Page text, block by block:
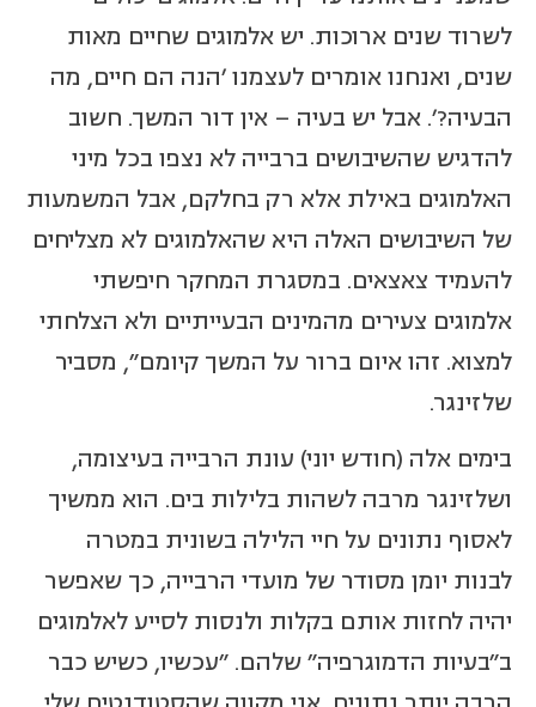
לשרוד שנים ארוכות. יש אלמוגים שחיים מאות
שנים, ואנחנו אומרים לעצמנו 'הנה הם חיים, מה
הבעיה?'. אבל יש בעיה – אין דור המשך. חשוב
להדגיש שהשיבושים ברבייה לא נצפו בכל מיני
האלמוגים באילת אלא רק בחלקם, אבל המשמעות
של השיבושים האלה היא שהאלמוגים לא מצליחים
להעמיד צאצאים. במסגרת המחקר חיפשתי
אלמוגים צעירים מהמינים הבעייתיים ולא הצלחתי
למצוא. זהו איום ברור על המשך קיומם", מסביר
שלזינגר.
בימים אלה (חודש יוני) עונת הרבייה בעיצומה,
ושלזינגר מרבה לשהות בלילות בים. הוא ממשיך
לאסוף נתונים על חיי הלילה בשונית במטרה
לבנות יומן מסודר של מועדי הרבייה, כך שאפשר
יהיה לחזות אותם בקלות ולנסות לסייע לאלמוגים
ב"בעיות הדמוגרפיה" שלהם. "עכשיו, כשיש כבר